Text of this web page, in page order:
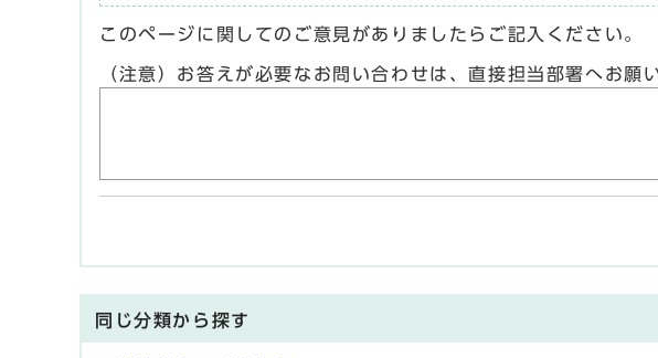
このページに関してのご意見がありましたらご記入ください。
（注意）お答えが必要なお問い合わせは、直接担当部署へお願
同じ分類から探す